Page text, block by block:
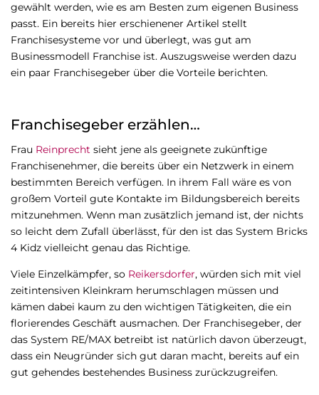
gewählt werden, wie es am Besten zum eigenen Business
passt. Ein bereits hier erschienener Artikel stellt
Franchisesysteme vor und überlegt, was gut am
Businessmodell Franchise ist. Auszugsweise werden dazu
ein paar Franchisegeber über die Vorteile berichten.
Franchisegeber erzählen…
Frau Reinprecht sieht jene als geeignete zukünftige
Franchisenehmer, die bereits über ein Netzwerk in einem
bestimmten Bereich verfügen. In ihrem Fall wäre es von
großem Vorteil gute Kontakte im Bildungsbereich bereits
mitzunehmen. Wenn man zusätzlich jemand ist, der nichts
so leicht dem Zufall überlässt, für den ist das System Bricks
4 Kidz vielleicht genau das Richtige.
Viele Einzelkämpfer, so Reikersdorfer, würden sich mit viel
zeitintensiven Kleinkram herumschlagen müssen und
kämen dabei kaum zu den wichtigen Tätigkeiten, die ein
florierendes Geschäft ausmachen. Der Franchisegeber, der
das System RE/MAX betreibt ist natürlich davon überzeugt,
dass ein Neugründer sich gut daran macht, bereits auf ein
gut gehendes bestehendes Business zurückzugreifen.